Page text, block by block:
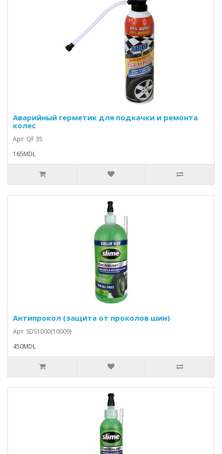
Аварийный герметик для подкачки и ремонта
колес
Арт: QF 35
165MDL
Антипрокол (защита от проколов шин)
Арт: SDS1000(10009)
450MDL